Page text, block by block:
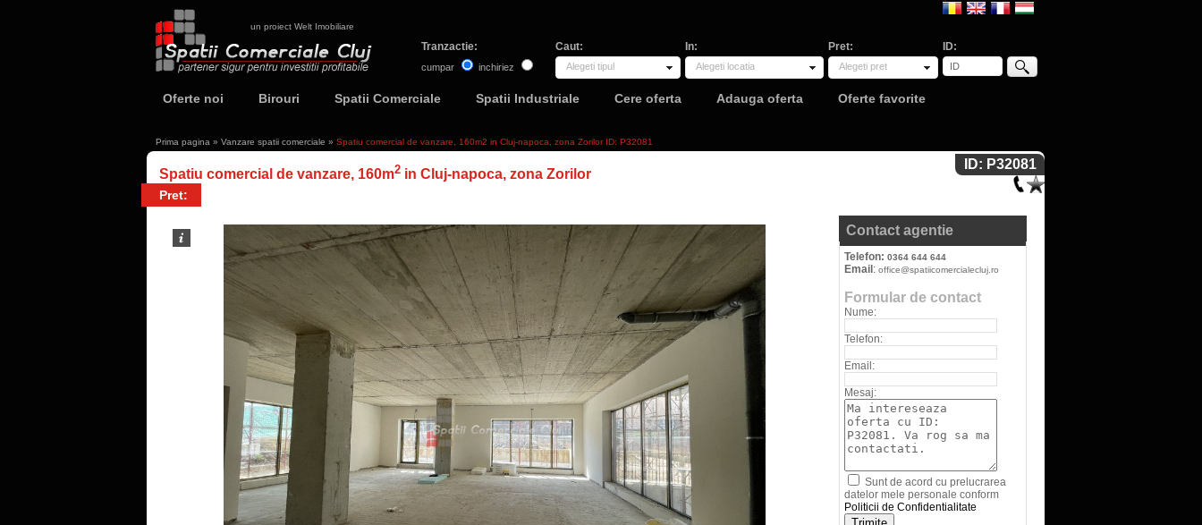
un proiect Welt Imobiliare
Tranzactie:
cumpar inchiriez
Caut:
Alegeti tipul
In:
Alegeti locatia
Pret:
Alegeti pret
ID:
Oferte noi Birouri Spatii Comerciale Spatii Industriale Cere oferta Adauga oferta Oferte favorite
Prima pagina » Vanzare spatii comerciale » Spatiu comercial de vanzare, 160m2 in Cluj-napoca, zona Zorilor ID: P32081
Spatiu comercial de vanzare, 160m2 in Cluj-napoca, zona Zorilor
Pret:
ID: P32081
Contact agentie
Telefon: 0364 644 644
Email : office@spatiicomercialecluj.ro
Formular de contact
Nume:
Telefon:
Email:
Mesaj:
Sunt de acord cu prelucrarea
datelor mele personale conform
Politicii de Confidentialitate